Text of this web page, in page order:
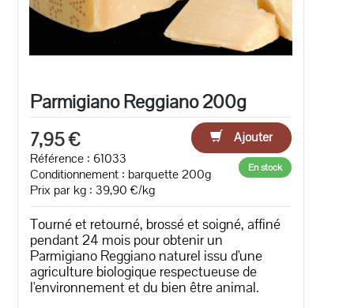
Parmigiano Reggiano 200g
7,95 €
Ajouter
Référence : 61033
Conditionnement : barquette 200g
Prix par kg : 39,90 €/kg
En stock
Tourné et retourné, brossé et soigné, affiné
pendant 24 mois pour obtenir un
Parmigiano Reggiano naturel issu d'une
agriculture biologique respectueuse de
l'environnement et du bien être animal.